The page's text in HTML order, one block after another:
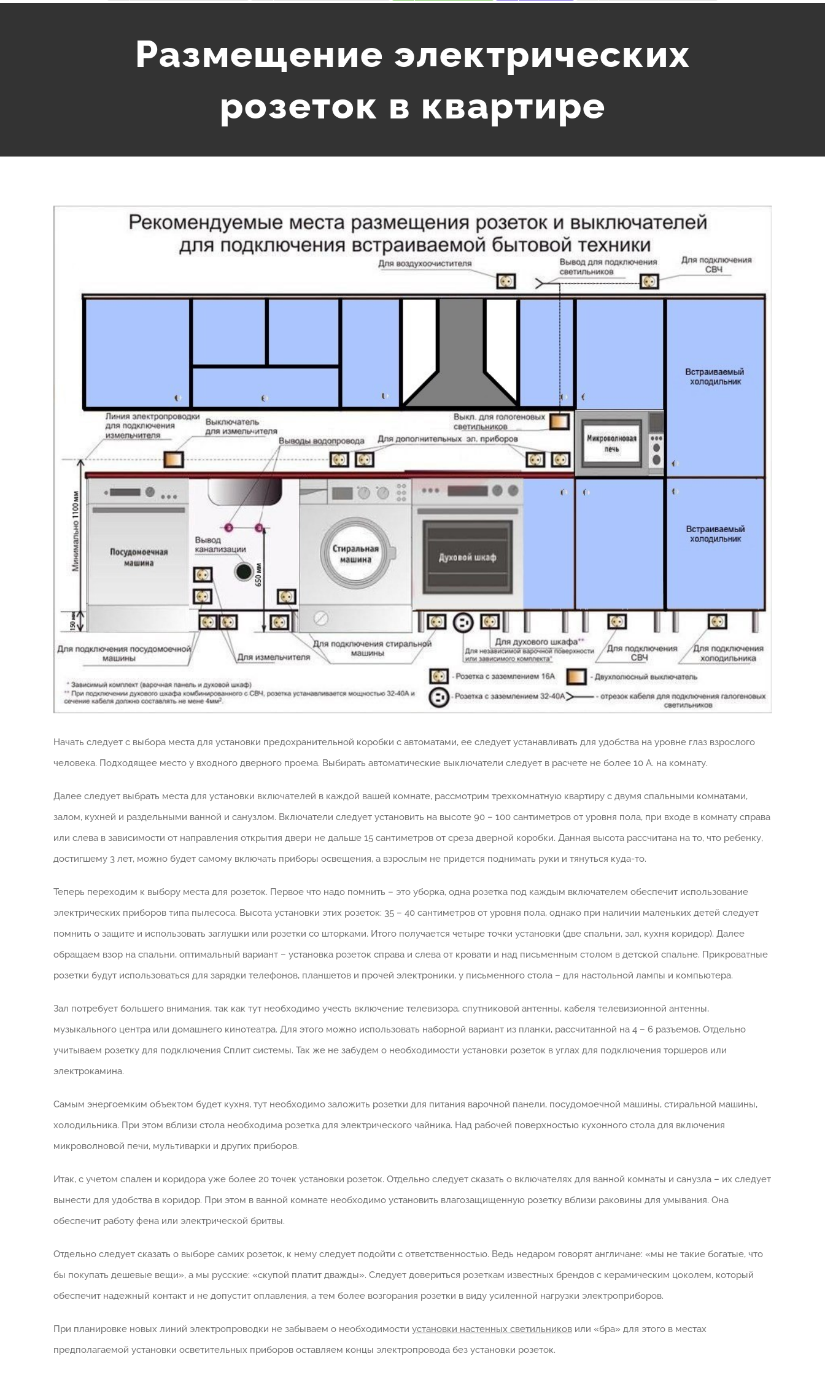
Размещение электрических
розеток в квартире
Начать следует с выбора места для установки предохранительной коробки с автоматами, ее следует устанавливать для удобства на уровне глаз взрослого
человека. Подходящее место у входного дверного проема. Выбирать автоматические выключатели следует в расчете не более 10 А. на комнату.
Далее следует выбрать места для установки включателей в каждой вашей комнате, рассмотрим трехкомнатную квартиру с двумя спальными комнатами,
залом, кухней и раздельными ванной и санузлом. Включатели следует установить на высоте 90 – 100 сантиметров от уровня пола, при входе в комнату справа
или слева в зависимости от направления открытия двери не дальше 15 сантиметров от среза дверной коробки. Данная высота рассчитана на то, что ребенку,
достигшему 3 лет, можно будет самому включать приборы освещения, а взрослым не придется поднимать руки и тянуться куда-то.
Теперь переходим к выбору места для розеток. Первое что надо помнить – это уборка, одна розетка под каждым включателем обеспечит использование
электрических приборов типа пылесоса. Высота установки этих розеток: 35 – 40 сантиметров от уровня пола, однако при наличии маленьких детей следует
помнить о защите и использовать заглушки или розетки со шторками. Итого получается четыре точки установки (две спальни, зал, кухня коридор). Далее
обращаем взор на спальни, оптимальный вариант – установка розеток справа и слева от кровати и над письменным столом в детской спальне. Прикроватные
розетки будут использоваться для зарядки телефонов, планшетов и прочей электроники, у письменного стола – для настольной лампы и компьютера.
Зал потребует большего внимания, так как тут необходимо учесть включение телевизора, спутниковой антенны, кабеля телевизионной антенны,
музыкального центра или домашнего кинотеатра. Для этого можно использовать наборной вариант из планки, рассчитанной на 4 – 6 разъемов. Отдельно
учитываем розетку для подключения Сплит системы. Так же не забудем о необходимости установки розеток в углах для подключения торшеров или
электрокамина.
Самым энергоемким объектом будет кухня, тут необходимо заложить розетки для питания варочной панели, посудомоечной машины, стиральной машины,
холодильника. При этом вблизи стола необходима розетка для электрического чайника. Над рабочей поверхностью кухонного стола для включения
микроволновой печи, мультиварки и других приборов.
Итак, с учетом спален и коридора уже более 20 точек установки розеток. Отдельно следует сказать о включателях для ванной комнаты и санузла – их следует
вынести для удобства в коридор. При этом в ванной комнате необходимо установить влагозащищенную розетку вблизи раковины для умывания. Она
обеспечит работу фена или электрической бритвы.
Отдельно следует сказать о выборе самих розеток, к нему следует подойти с ответственностью. Ведь недаром говорят англичане: «мы не такие богатые, что
бы покупать дешевые вещи», а мы русские: «скупой платит дважды». Следует довериться розеткам известных брендов с керамическим цоколем, который
обеспечит надежный контакт и не допустит оплавления, а тем более возгорания розетки в виду усиленной нагрузки электроприборов.
При планировке новых линий электропроводки не забываем о необходимости установки настенных светильников или «бра» для этого в местах
предполагаемой установки осветительных приборов оставляем концы электропровода без установки розеток.